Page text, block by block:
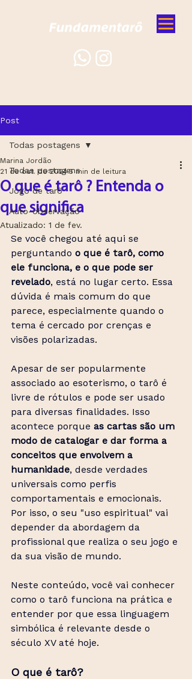
Post
Todas postagens
Jogo de tarô
Auto-observação
Todas postagens
O que é tarô ? Entenda o
que significa
Marina Jordão
21 de out. de 2024 5 min de leitura
Atualizado: 1 de fev.
Se você chegou até aqui se
perguntando o que é tarô, como
ele funciona, e o que pode ser
revelado, está no lugar certo. Essa
dúvida é mais comum do que
parece, especialmente quando o
tema é cercado por crenças e
visões polarizadas.
Apesar de ser popularmente
associado ao esoterismo, o tarô é
livre de rótulos e pode ser usado
para diversas finalidades. Isso
acontece porque as cartas são um
modo de catalogar e dar forma a
conceitos que envolvem a
humanidade, desde verdades
universais como perfis
comportamentais e emocionais.
Por isso, o seu "uso espiritual" vai
depender da abordagem da
profissional que realiza o seu jogo e
da sua visão de mundo.
Neste conteúdo, você vai conhecer
como o tarô funciona na prática e
entender por que essa linguagem
simbólica é relevante desde o
século XV até hoje.
O que é tarô?